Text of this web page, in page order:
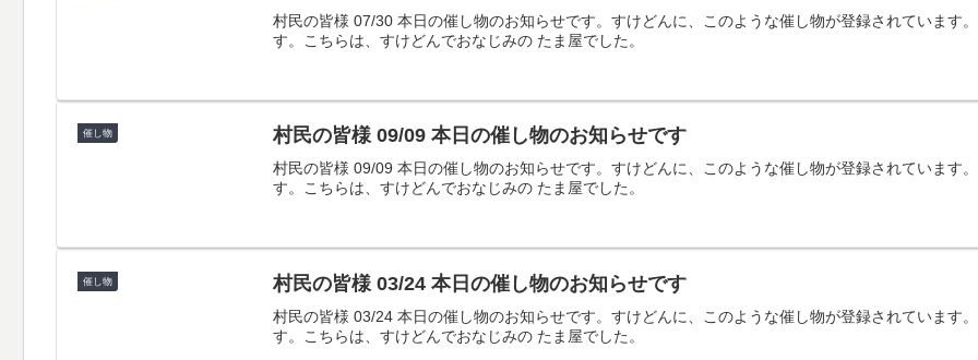
村民の皆様 07/30 本日の催し物のお知らせです。すけどんに、このような催し物が登録されています
す。こちらは、すけどんでおなじみの たま屋でした。
催し物 村民の皆様 09/09 本日の催し物のお知らせです
村民の皆様 09/09 本日の催し物のお知らせです。すけどんに、このような催し物が登録されています
す。こちらは、すけどんでおなじみの たま屋でした。
催し物 村民の皆様 03/24 本日の催し物のお知らせです
村民の皆様 03/24 本日の催し物のお知らせです。すけどんに、このような催し物が登録されています
す。こちらは、すけどんでおなじみの たま屋でした。